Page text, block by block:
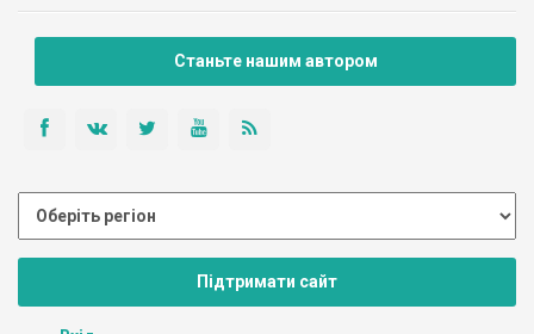
Станьте нашим автором
Підтримати сайт